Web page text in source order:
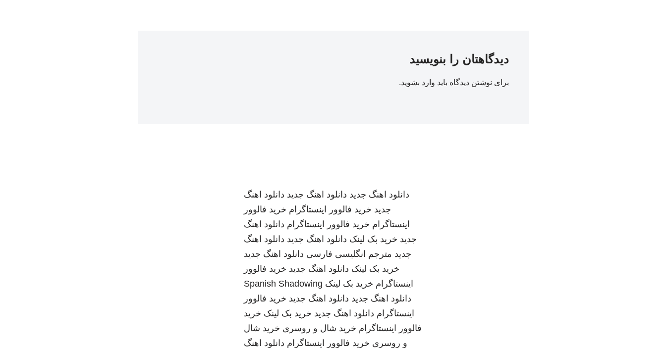
دیدگاهتان را بنویسید
برای نوشتن دیدگاه باید وارد بشوید.
دانلود اهنگ جدید دانلود اهنگ جدید دانلود اهنگ
جدید خرید فالوور اینستاگرام خرید فالوور
اینستاگرام خرید فالوور اینستاگرام دانلود اهنگ
جدید خرید بک لینک دانلود اهنگ جدید دانلود اهنگ
جدید مترجم انگلیسی فارسی دانلود اهنگ جدید
خرید بک لینک دانلود اهنگ جدید خرید فالوور
اینستاگرام خرید بک لینک Spanish Shadowing
دانلود اهنگ جدید دانلود اهنگ جدید خرید فالوور
اینستاگرام دانلود اهنگ جدید خرید بک لینک خرید
فالوور اینستاگرام خرید شال و روسری خرید شال
و روسری خرید فالوور اینستاگرام دانلود اهنگ